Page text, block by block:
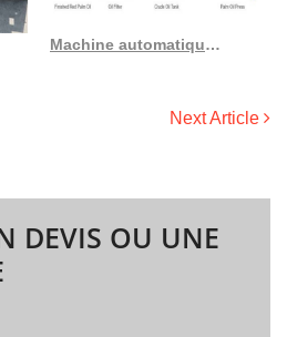
Machine automatique de presse à huile de palme, livraison gratuite, hj-p09
Next Article
DEVIS OU UNE